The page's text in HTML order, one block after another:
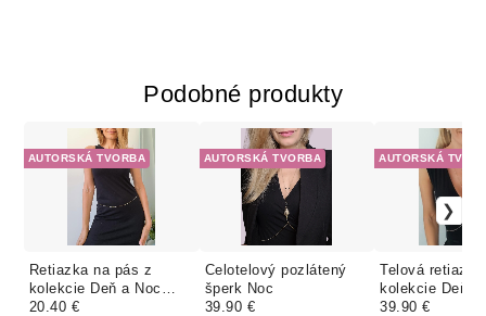
Podobné produkty
Retiazka na pás z
kolekcie Deň a Noc
zlatá
AUTORSKÁ TVORBA
20.40 €
Celotelový pozlátený
šperk Noc
AUTORSKÁ TVORBA
39.90 €
Telová
kolekcie Deň a
AUTORSKÁ
39.90 €